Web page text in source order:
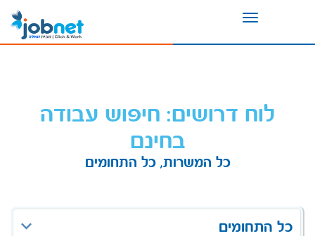
Toggle
לוח דרושים: חיפוש עבודה
בחינם
כל המשרות, כל התחומים
כל התחומים